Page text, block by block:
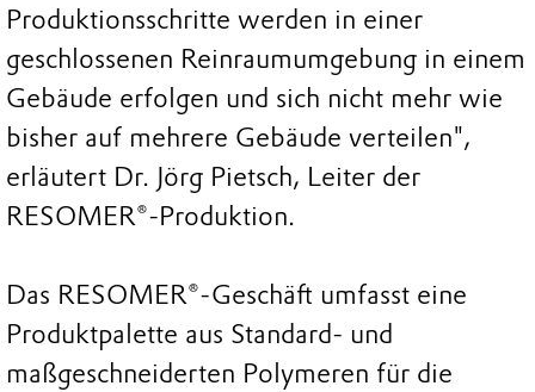
Produktionsschritte werden in einer
geschlossenen Reinraumumgebung in einem
Gebäude erfolgen und sich nicht mehr wie
bisher auf mehrere Gebäude verteilen",
erläutert Dr. Jörg Pietsch, Leiter der
RESOMER®-Produktion.
Das RESOMER®-Geschäft umfasst eine
Produktpalette aus Standard- und
maßgeschneiderten Polymeren für die